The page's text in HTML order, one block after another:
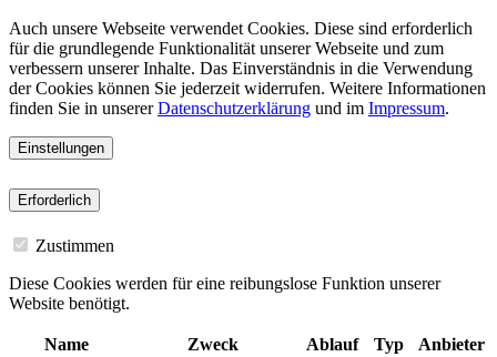
Auch unsere Webseite verwendet Cookies. Diese sind erforderlich
für die grundlegende Funktionalität unserer Webseite und zum
verbessern unserer Inhalte. Das Einverständnis in die Verwendung
der Cookies können Sie jederzeit widerrufen. Weitere Informationen
finden Sie in unsererDatenschutzerklärung und im Impressum.
Einstellungen
Erforderlich
Zustimmen
Diese Cookies werden für eine reibungslose Funktion unserer
Website benötigt.
Name Zweck Ablauf Typ Anbieter